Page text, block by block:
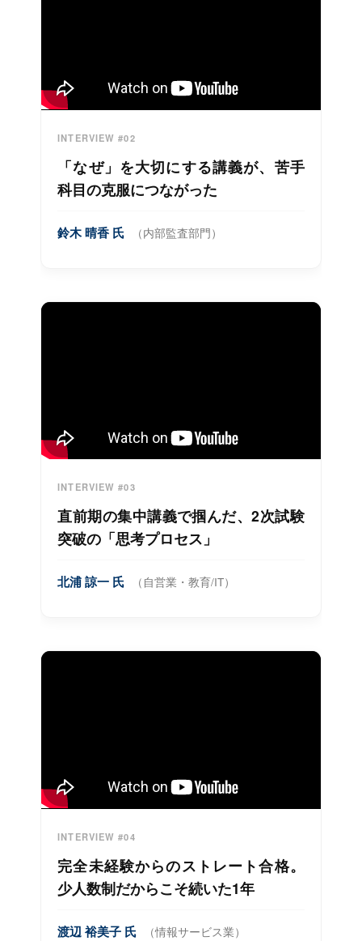
INTERVIEW #02
「なぜ」を大切にする講義が、苦手
科目の克服につながった
鈴木 晴香 氏 （内部監査部門）
INTERVIEW #03
直前期の集中講義で掴んだ、2次試験
突破の「思考プロセス」
北浦 諒一 氏 （自営業・教育/IT）
INTERVIEW #04
完全未経験からのストレート合格。
少人数制だからこそ続いた1年
渡辺 裕美子 氏 （情報サービス業）